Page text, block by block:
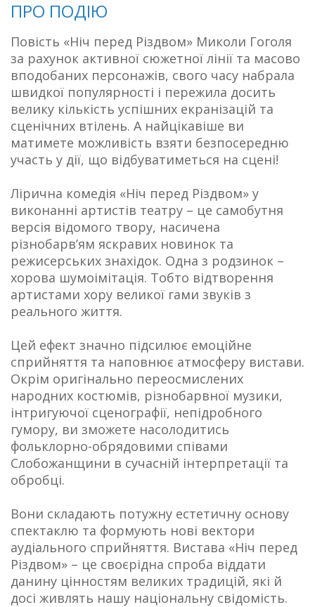
ПРО ПОДІЮ
Повість «Ніч перед Різдвом» Миколи Гоголя
за рахунок активної сюжетної лінії та масово
вподобаних персонажів, свого часу набрала
швидкої популярності і пережила досить
велику кількість успішних екранізацій та
сценічних втілень. А найцікавіше ви
матимете можливість взяти безпосередню
участь у дії, що відбуватиметься на сцені!
Лірична комедія «Ніч перед Різдвом» у
виконанні артистів театру – це самобутня
версія відомого твору, насичена
різнобарв’ям яскравих новинок та
режисерських знахідок. Одна з родзинок –
хорова шумоімітація. Тобто відтворення
артистами хору великої гами звуків з
реального життя.
Цей ефект значно підсилює емоційне
сприйняття та наповнює атмосферу вистави.
Окрім оригінально переосмислених
народних костюмів, різнобарвної музики,
інтригуючої сценографії, непідробного
гумору, ви зможете насолодитись
фольклорно-обрядовими співами
Слобожанщини в сучасній інтерпретації та
обробці.
Вони складають потужну естетичну основу
спектаклю та формують нові вектори
аудіального сприйняття. Вистава «Ніч перед
Різдвом» – це своєрідна спроба віддати
данину цінностям великих традицій, які й
досі живлять нашу національну свідомість.